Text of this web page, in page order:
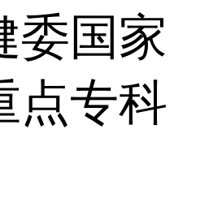
委国家
点专科